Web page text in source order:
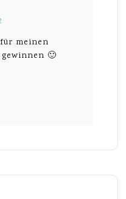
meinen
🙂